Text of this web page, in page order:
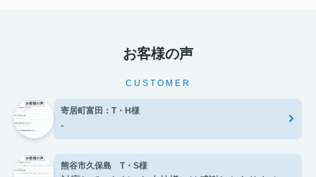
お客様の声
CUSTOMER
寄居町富田：T・H様
-
熊谷市久保島 T・S様